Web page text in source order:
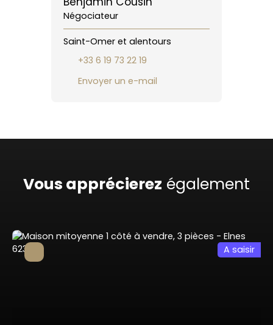
Négociateur
Saint-Omer et alentours
+33 6 19 73 22 19
Envoyer un e-mail
Vous apprécierez également
A saisir